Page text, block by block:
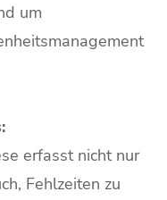
um
erfasst nicht nur
Fehlzeiten zu